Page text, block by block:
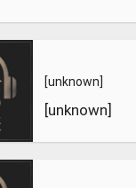
[unknown]
[unknown]